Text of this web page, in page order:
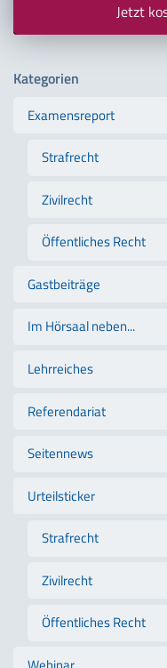
Jetzt
Kategorien
Examensreport
Strafrecht
Zivilrecht
Öffentliches Recht
Gastbeiträge
Im Hörsaal neben...
Lehrreiches
Referendariat
Seitennews
Urteilsticker
Strafrecht
Zivilrecht
Öffentliches Recht